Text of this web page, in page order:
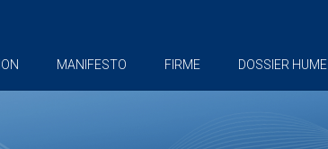
MANIFESTO FIRME DOSSIER HUME